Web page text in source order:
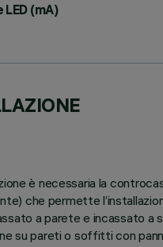
(mA)
è necessaria la
che permette
a parete e incassato
su pareti o soffitti con